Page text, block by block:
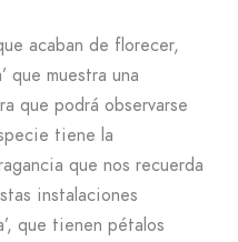
acaban de florecer,
que muestra una
que podrá observarse
tiene la
que nos recuerda
instalaciones
que tienen pétalos